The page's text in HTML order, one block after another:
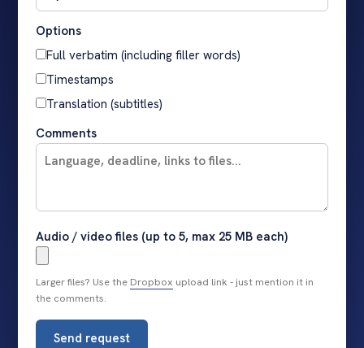
Options
Full verbatim (including filler words)
Timestamps
Translation (subtitles)
Comments
Audio / video files (up to 5, max 25 MB each)
Larger files? Use the
the comments.
Send request